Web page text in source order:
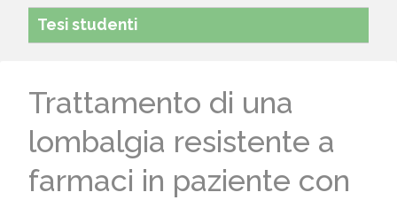
Tesi studenti
Trattamento di una
lombalgia resistente a
farmaci in paziente con